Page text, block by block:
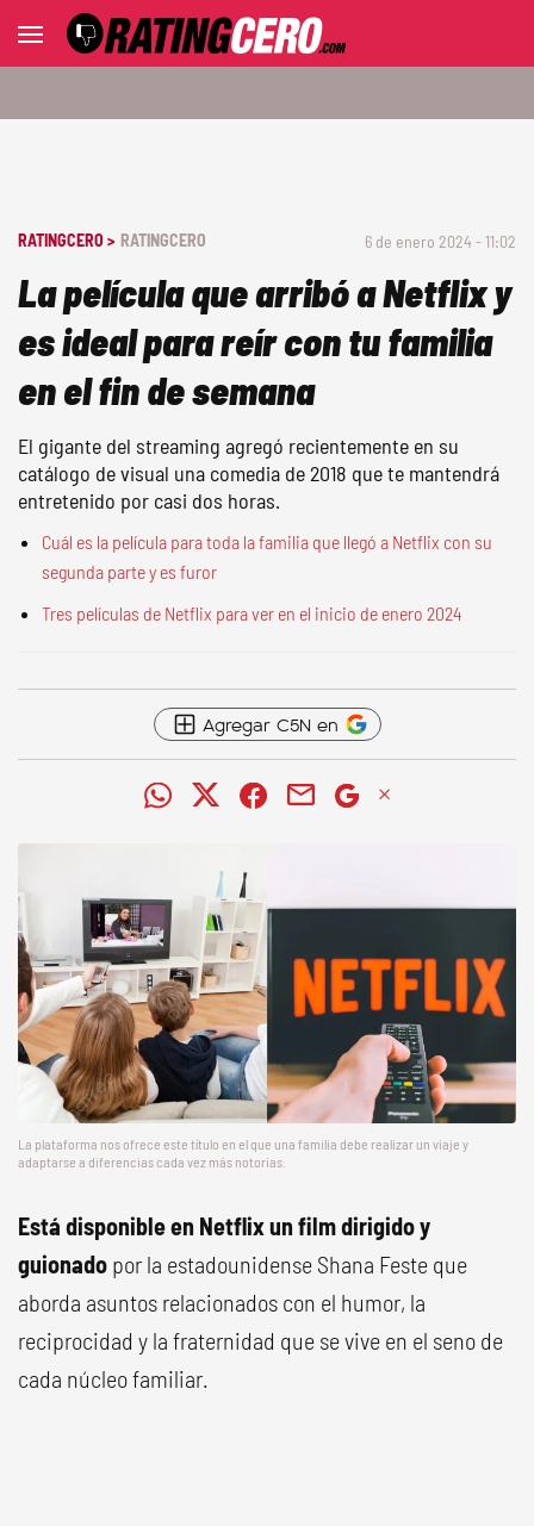
RATINGCERO > RATINGCERO 6 de enero 2024 - 11:02
La película que arribó a Netflix y
es ideal para reír con tu familia
en el fin de semana
El gigante del streaming agregó recientemente en su
catálogo de visual una comedia de 2018 que te mantendrá
entretenido por casi dos horas.
Cuál es la película para toda la familia que llegó a Netflix con su
segunda parte y es furor
Tres películas de Netflix para ver en el inicio de enero 2024
Agregar C5N en
La plataforma nos ofrece este título en el que una familia debe realizar un viaje y
adaptarse a diferencias cada vez más notorias.
Está disponible en Netflix un film dirigido y
guionado por la estadounidense Shana Feste que
aborda asuntos relacionados con el humor, la
reciprocidad y la fraternidad que se vive en el seno de
cada núcleo familiar.